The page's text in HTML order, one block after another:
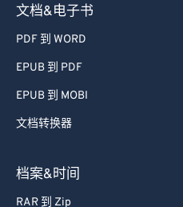
文档&电子书
PDF 到 WORD
EPUB 到 PDF
EPUB 到 MOBI
文档转换器
档案&时间
RAR 到 Zip